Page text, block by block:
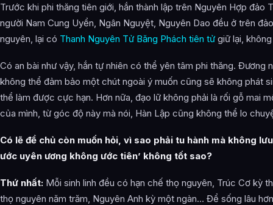
Trước khi phi thăng tiên giới, hắn thành lập trên Nguyên Hợp đảo
người Nam Cung Uyển, Ngân Nguyệt, Nguyên Dao đều ở trên
nguyên, lại có Thanh Nguyên Tử Băng Phách tiên tử giữ lại,
Có an bài như vậy, hắn tự nhiên có thể yên tâm phi thăng. Đương
không thể đảm bảo một chút ngoài ý muốn cũng sẽ không phát
thể làm được cực hạn. Hơn nữa, đạo lữ không phải là rối gỗ mai
của mình, từ góc độ này mà nói, Hàn Lập cũng không thể lo
Có lẽ đề chủ còn muốn hỏi, vì sao phải tu hành mà không
ước uyên ương không ước tiên’ không tốt sao?
Thứ nhất: Mỗi sinh linh đều có hạn chế thọ nguyên, Trúc Cơ kỳ
thọ nguyên năm trăm, Nguyên Anh kỳ một ngàn… Để sống lâu